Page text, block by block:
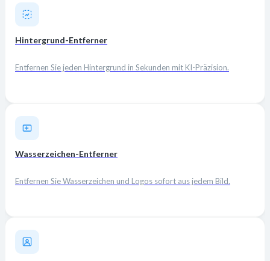
Hintergrund-Entferner
Entfernen Sie jeden Hintergrund in Sekunden mit KI-Präzision.
Wasserzeichen-Entferner
Entfernen Sie Wasserzeichen und Logos sofort aus jedem Bild.